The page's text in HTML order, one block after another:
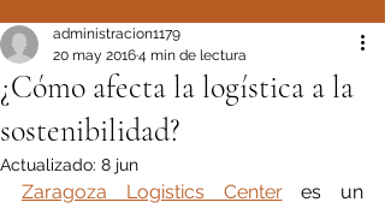
¿Cómo afecta la logística a la
sostenibilidad?
administracion1179
20 may 20164 min de lectura
Actualizado: 8 jun
Zaragoza Logistics Center es un